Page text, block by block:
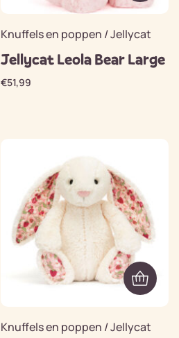
Knuffels en poppen / Jellycat
Jellycat Leola Bear Large
€51,99
Knuffels en poppen / Jellycat